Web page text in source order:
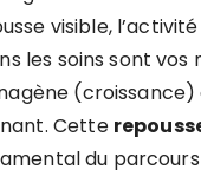
visible,
les soins sont vos
Cette
du